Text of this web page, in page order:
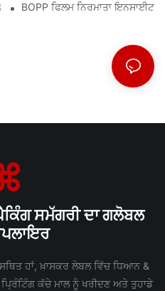
ਸਪਲਾਇਰ ਦੀ ਚੋਣ ਕਿਉਂ ਮਾਇਨੇ ਰੱਖਦੀ
BOPP ਫਿਲਮ ਨਿਰਮਾਤਾ
ਸਮੱਗਰੀ ਦਾ ਗਲੋਬਲ
ਹਾਂ, ਖ਼ਾਸਕਰ ਲੇਬਲ ਵਿੱਚ ਧਿਆਨ &
ਕੱਚੇ ਮਾਲ ਨੂੰ ਖਰੀਦਣ ਅਤੇ ਤੁਹਾਡੇ